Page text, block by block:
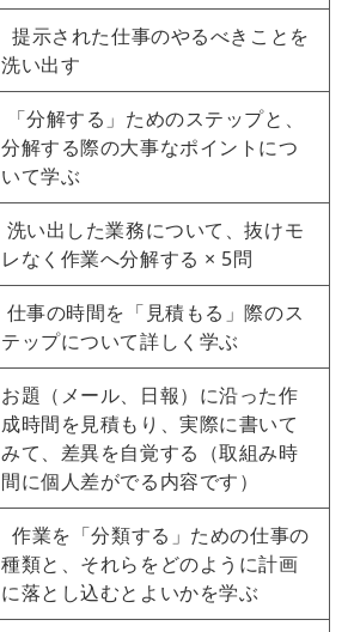
提示された仕事のやるべきことを
洗い出す
「分解する」ためのステップと、
分解する際の大事なポイントにつ
いて学ぶ
洗い出した業務について、抜けモ
レなく作業へ分解する × 5問
仕事の時間を「見積もる」際のス
テップについて詳しく学ぶ
お題（メール、日報）に沿った作
成時間を見積もり、実際に書いて
みて、差異を自覚する（取組み時
間に個人差がでる内容です）
作業を「分類する」ための仕事の
種類と、それらをどのように計画
に落とし込むとよいかを学ぶ